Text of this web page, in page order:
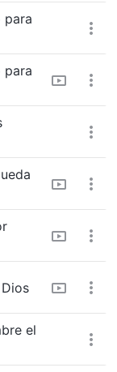
para
para
el